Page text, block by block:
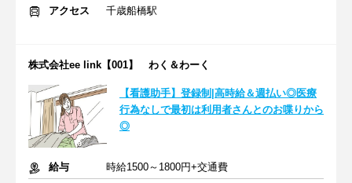
アクセス 千歳船橋駅
株式会社ee link【001】 わく＆わーく
【看護助手】登録制|高時給＆週払い◎医療
行為なしで最初は利用者さんとのお喋りから
◎
給与
時給1500～1800円+交通費